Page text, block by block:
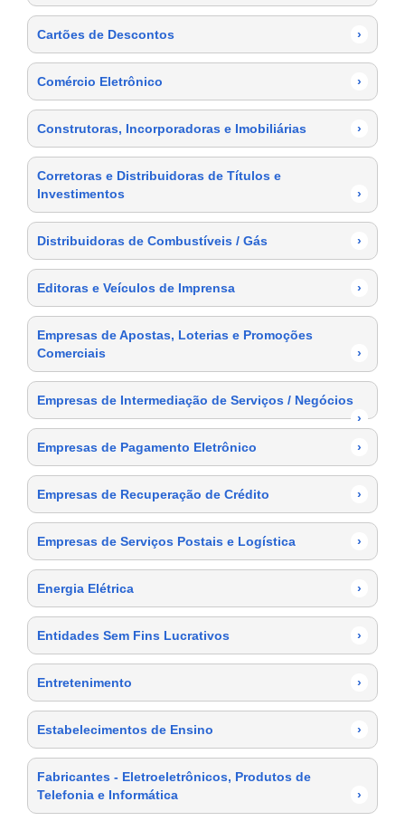
Cartões de Descontos ›
Comércio Eletrônico ›
Construtoras, Incorporadoras e Imobiliárias ›
Corretoras e Distribuidoras de Títulos e
Investimentos
›
Distribuidoras de Combustíveis / Gás ›
Editoras e Veículos de Imprensa ›
Empresas de Apostas, Loterias e Promoções
Comerciais
›
Empresas de Intermediação de Serviços / Negócios
›
Empresas de Pagamento Eletrônico
›
Empresas de Recuperação de Crédito ›
Empresas de Serviços Postais e Logística ›
Energia Elétrica ›
Entidades Sem Fins Lucrativos ›
Entretenimento ›
Estabelecimentos de Ensino ›
Fabricantes - Eletroeletrônicos, Produtos de
Telefonia e Informática
›